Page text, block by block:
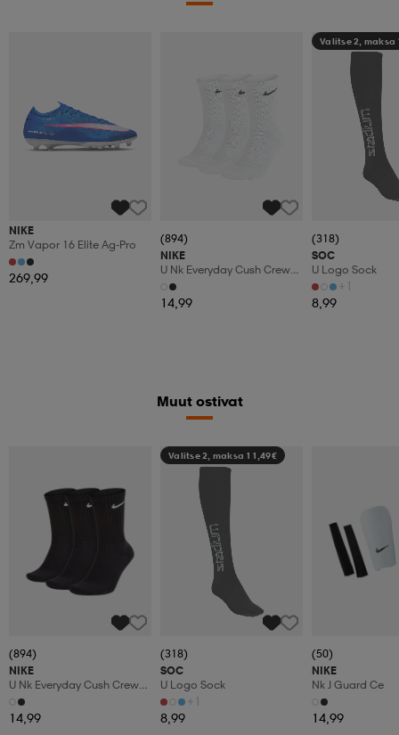
NIKE
Zm Vapor 16 Elite Ag-Pro
269,99
(894)
NIKE
U Nk Everyday Cush Crew
3pr
14,99
Valitse 2, maksa
(318)
SOC
U Logo Sock
+1
8,99
Muut ostivat
(894)
NIKE
U Nk Everyday Cush Crew
3pr
14,99
Valitse 2, maksa 11,49€
(318)
SOC
U Logo Sock
+1
8,99
(50)
NIKE
Nk J Guard Ce
14,99